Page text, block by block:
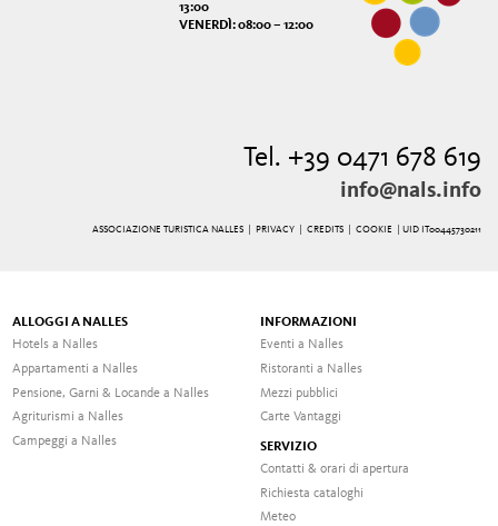
13:00
VENERDÌ: 08:00 – 12:00
Tel. +39 0471 678 619
info@nals.info
ASSOCIAZIONE TURISTICA NALLES | PRIVACY| CREDITS| COOKIE | UID IT00445730211
ALLOGGI A NALLES
Hotels a Nalles
Appartamenti a Nalles
Pensione, Garni & Locande a Nalles
Agriturismi a Nalles
Campeggi a Nalles
INFORMAZIONI
Eventi a Nalles
Ristoranti a Nalles
Mezzi pubblici
Carte Vantaggi
SERVIZIO
Contatti & orari di apertura
Richiesta cataloghi
Meteo